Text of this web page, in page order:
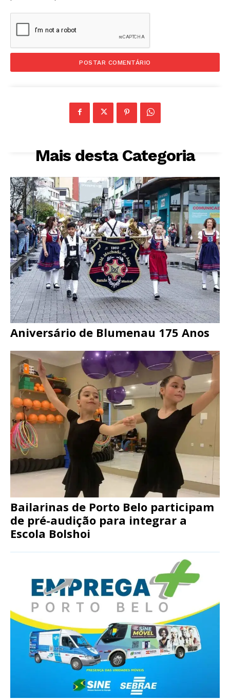
Mais desta Categoria
Aniversário de Blumenau 175 Anos
Bailarinas de Porto Belo participam
de pré-audição para integrar a
Escola Bolshoi